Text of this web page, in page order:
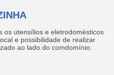
os utensílios e eletrodomésticos
e possibilidade de realizar
ao lado do comdomínio.